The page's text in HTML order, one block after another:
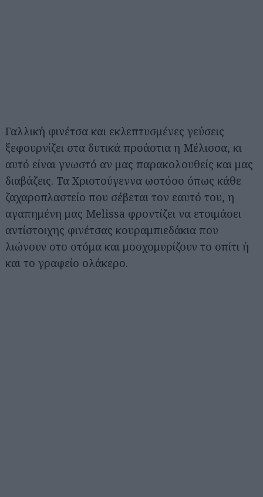
Γαλλική φινέτσα και εκλεπτυσμένες γεύσεις
ξεφουρνίζει στα δυτικά προάστια η Μέλισσα, κι
αυτό είναι γνωστό αν μας παρακολουθείς και μας
διαβάζεις. Τα Χριστούγεννα ωστόσο όπως κάθε
ζαχαροπλαστείο που σέβεται τον εαυτό του, η
αγαπημένη μας Melissa φροντίζει να ετοιμάσει
αντίστοιχης φινέτσας κουραμπιεδάκια που
λιώνουν στο στόμα και μοσχομυρίζουν το σπίτι ή
και το γραφείο ολάκερο.